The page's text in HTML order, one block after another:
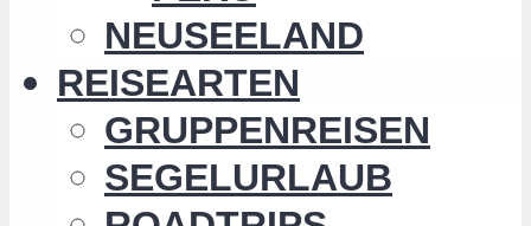
NEUSEELAND
REISEARTEN
GRUPPENREISEN
SEGELURLAUB